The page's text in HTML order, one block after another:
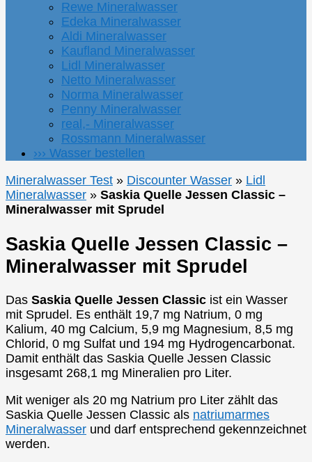
Rewe Mineralwasser
Edeka Mineralwasser
Aldi Mineralwasser
Kaufland Mineralwasser
Lidl Mineralwasser
Netto Mineralwasser
Norma Mineralwasser
Penny Mineralwasser
real,- Mineralwasser
Rossmann Mineralwasser
››› Wasser bestellen
Mineralwasser Test » Discounter Wasser » Lidl
Mineralwasser » Saskia Quelle Jessen Classic –
Mineralwasser mit Sprudel
Saskia Quelle Jessen Classic –
Mineralwasser mit Sprudel
Das Saskia Quelle Jessen Classic ist ein Wasser
mit Sprudel. Es enthält 19,7 mg Natrium, 0 mg
Kalium, 40 mg Calcium, 5,9 mg Magnesium, 8,5 mg
Chlorid, 0 mg Sulfat und 194 mg Hydrogencarbonat.
Damit enthält das Saskia Quelle Jessen Classic
insgesamt 268,1 mg Mineralien pro Liter.
Mit weniger als 20 mg Natrium pro Liter zählt das
Saskia Quelle Jessen Classic als natriumarmes
Mineralwasser und darf entsprechend gekennzeichnet
werden.